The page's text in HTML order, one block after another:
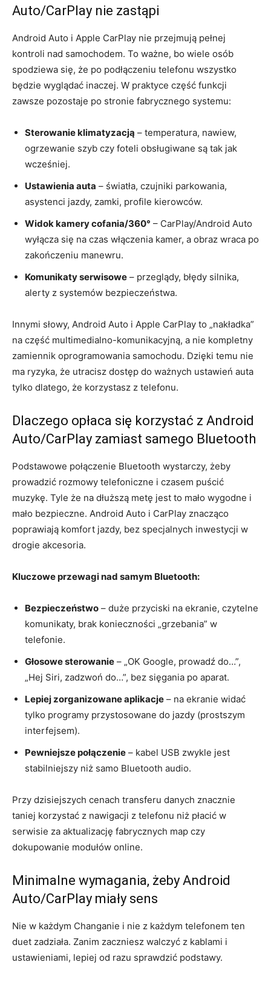
Auto/CarPlay nie zastąpi
Android Auto i Apple CarPlay nie przejmują pełnej
kontroli nad samochodem. To ważne, bo wiele osób
spodziewa się, że po podłączeniu telefonu wszystko
będzie wyglądać inaczej. W praktyce część funkcji
zawsze pozostaje po stronie fabrycznego systemu:
Sterowanie klimatyzacją – temperatura, nawiew,
ogrzewanie szyb czy foteli obsługiwane są tak jak
wcześniej.
Ustawienia auta – światła, czujniki parkowania,
asystenci jazdy, zamki, profile kierowców.
Widok kamery cofania/360° – CarPlay/Android Auto
wyłącza się na czas włączenia kamer, a obraz wraca po
zakończeniu manewru.
Komunikaty serwisowe – przeglądy, błędy silnika,
alerty z systemów bezpieczeństwa.
Innymi słowy, Android Auto i Apple CarPlay to „nakładka”
na część multimedialno-komunikacyjną, a nie kompletny
zamiennik oprogramowania samochodu. Dzięki temu nie
ma ryzyka, że utracisz dostęp do ważnych ustawień auta
tylko dlatego, że korzystasz z telefonu.
Dlaczego opłaca się korzystać z Android
Auto/CarPlay zamiast samego Bluetooth
Podstawowe połączenie Bluetooth wystarczy, żeby
prowadzić rozmowy telefoniczne i czasem puścić
muzykę. Tyle że na dłuższą metę jest to mało wygodne i
mało bezpieczne. Android Auto i CarPlay znacząco
poprawiają komfort jazdy, bez specjalnych inwestycji w
drogie akcesoria.
Kluczowe przewagi nad samym Bluetooth:
Bezpieczeństwo – duże przyciski na ekranie, czytelne
komunikaty, brak konieczności „grzebania” w
telefonie.
Głosowe sterowanie – „OK Google, prowadź do…”,
„Hej Siri, zadzwoń do…”, bez sięgania po aparat.
Lepiej zorganizowane aplikacje – na ekranie widać
tylko programy przystosowane do jazdy (prostszym
interfejsem).
Pewniejsze połączenie – kabel USB zwykle jest
stabilniejszy niż samo Bluetooth audio.
Przy dzisiejszych cenach transferu danych znacznie
taniej korzystać z nawigacji z telefonu niż płacić w
serwisie za aktualizację fabrycznych map czy
dokupowanie modułów online.
Minimalne wymagania, żeby Android
Auto/CarPlay miały sens
Nie w każdym Changanie i nie z każdym telefonem ten
duet zadziała. Zanim zaczniesz walczyć z kablami i
ustawieniami, lepiej od razu sprawdzić podstawy.